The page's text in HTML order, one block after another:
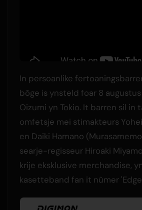
In persoanlike
bôge is ynsteld foar 8
Oizumi yn Tokio. It barren sil in
omfetsje mei stimakteurs
en Daiki Hamano
searje-regisseur Hiroaki
krije eksklusive merchandise,
kasetteband fan it nûmer